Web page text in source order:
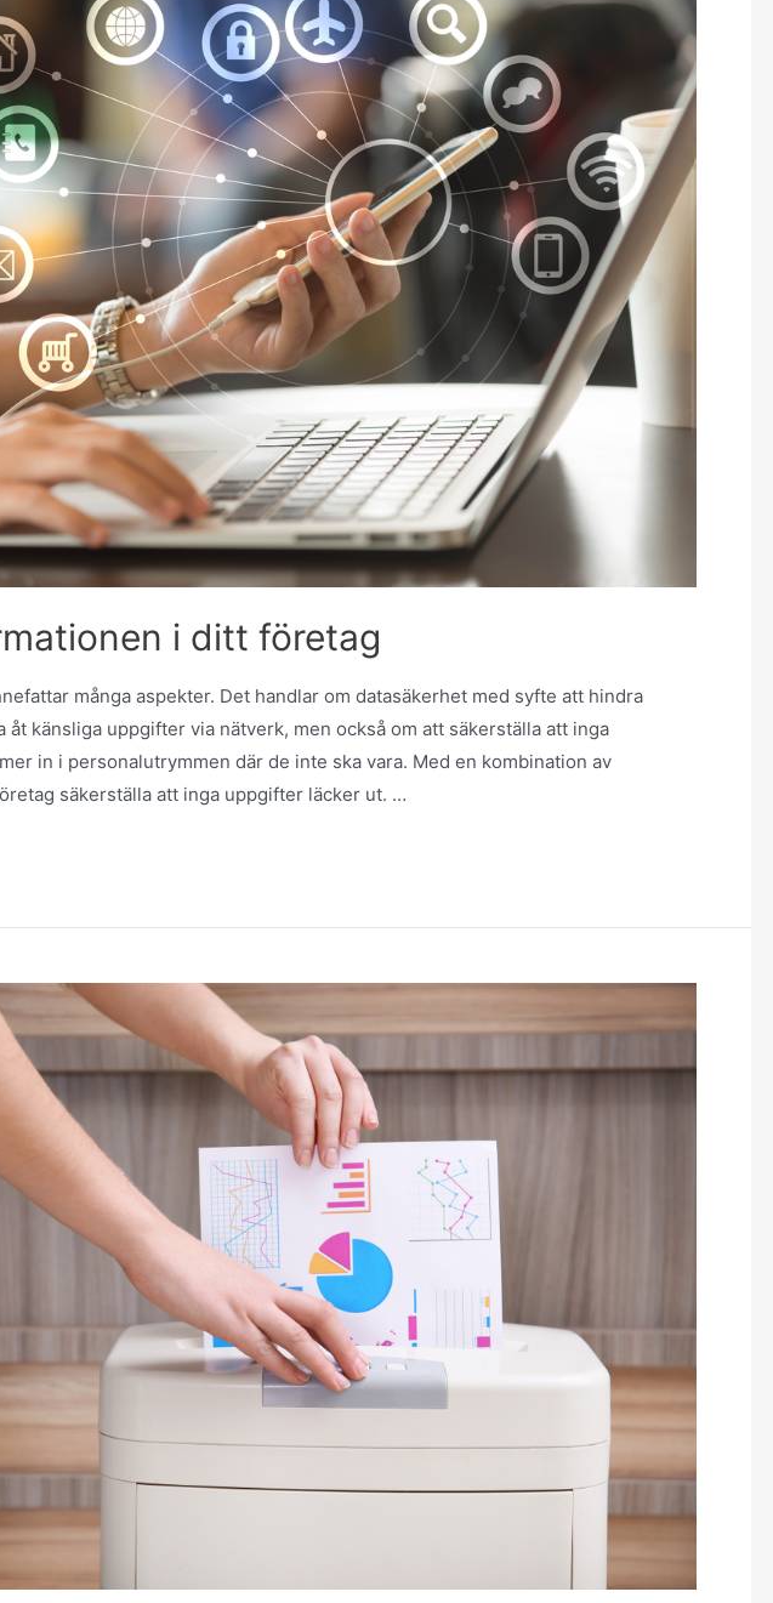
i ditt företag
många aspekter. Det handlar om datasäkerhet med syfte att hindra
åt känsliga uppgifter via nätverk, men också om att säkerställa att inga
in i personalutrymmen där de inte ska vara. Med en kombination av
säkerställa att inga uppgifter läcker ut. …